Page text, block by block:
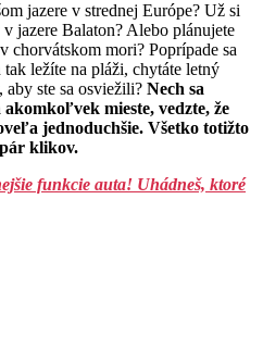
jazere v strednej Európe? Už si
jazere Balaton? Alebo plánujete
mori? Poprípade sa
ležíte na pláži, chytáte letný
ste sa osviežili? Nech sa
mieste, vedzte, že
jednoduchšie. Všetko totižto
klikov.
funkcie auta! Uhádneš, ktoré